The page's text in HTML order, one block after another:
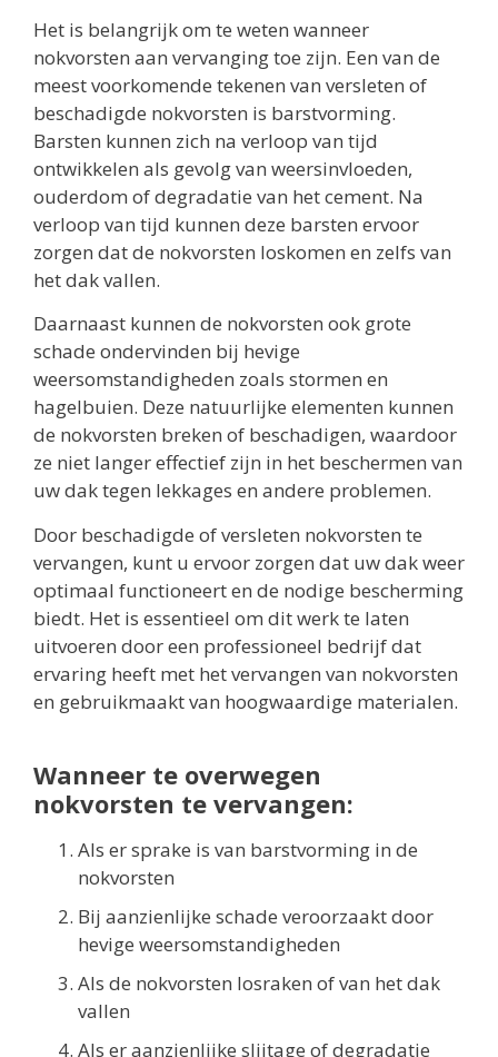
Het is belangrijk om te weten wanneer
nokvorsten aan vervanging toe zijn. Een van de
meest voorkomende tekenen van versleten of
beschadigde nokvorsten is barstvorming.
Barsten kunnen zich na verloop van tijd
ontwikkelen als gevolg van weersinvloeden,
ouderdom of degradatie van het cement. Na
verloop van tijd kunnen deze barsten ervoor
zorgen dat de nokvorsten loskomen en zelfs van
het dak vallen.
Daarnaast kunnen de nokvorsten ook grote
schade ondervinden bij hevige
weersomstandigheden zoals stormen en
hagelbuien. Deze natuurlijke elementen kunnen
de nokvorsten breken of beschadigen, waardoor
ze niet langer effectief zijn in het beschermen van
uw dak tegen lekkages en andere problemen.
Door beschadigde of versleten nokvorsten te
vervangen, kunt u ervoor zorgen dat uw dak weer
optimaal functioneert en de nodige bescherming
biedt. Het is essentieel om dit werk te laten
uitvoeren door een professioneel bedrijf dat
ervaring heeft met het vervangen van nokvorsten
en gebruikmaakt van hoogwaardige materialen.
Wanneer te overwegen
nokvorsten te vervangen:
Als er sprake is van barstvorming in de
nokvorsten
Bij aanzienlijke schade veroorzaakt door
hevige weersomstandigheden
Als de nokvorsten losraken of van het dak
vallen
Als er aanzienlijke slijtage of degradatie